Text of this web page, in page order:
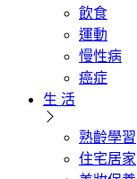
飲食
運動
慢性病
癌症
生 活
熟齡學習
住宅居家